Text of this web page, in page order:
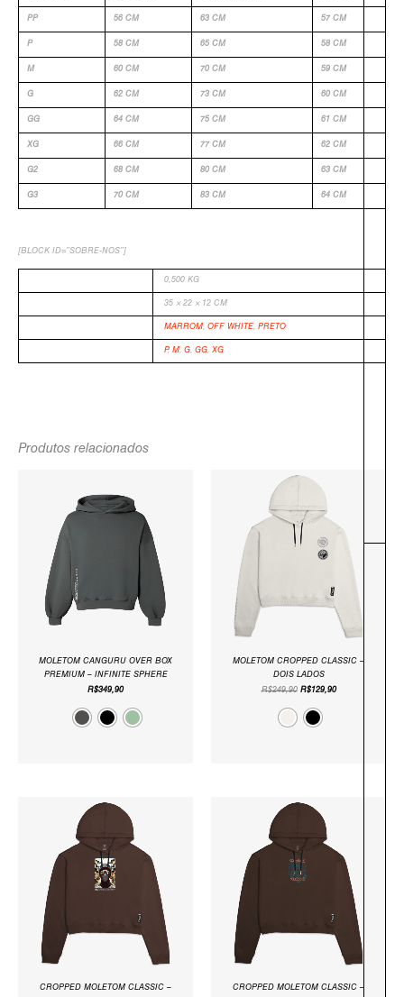
PP 56 CM 63 CM 57 CM
P 58 CM 65 CM 58 CM
M 60 CM 70 CM 59 CM
G 62 CM 73 CM 60 CM
GG 64 CM 75 CM 61 CM
XG 66 CM 77 CM 62 CM
G2 68 CM 80 CM 63 CM
G3 70 CM 83 CM 64 CM
[BLOCK ID=”SOBRE-NOS”]
0,500 KG
35 × 22 × 12 CM
MARROM,OFF WHITE,PRETO
P,M,G,GG,XG
Produtos relacionados
MOLETOM CANGURU OVER BOX
PREMIUM – INFINITE SPHERE
R$349,90
MOLETOM CROPPED CLASSIC –
DOIS LADOS
R$249,90
O
PREÇO
ORIGINAL
R$249,90.
R$129,90
CROPPED MOLETOM CLASSIC –
PREÇO
ORIGINAL
R$249,90.
CROPPED MOLETOM CLASSIC –
PREÇO
ORIGINAL
R$249,90.